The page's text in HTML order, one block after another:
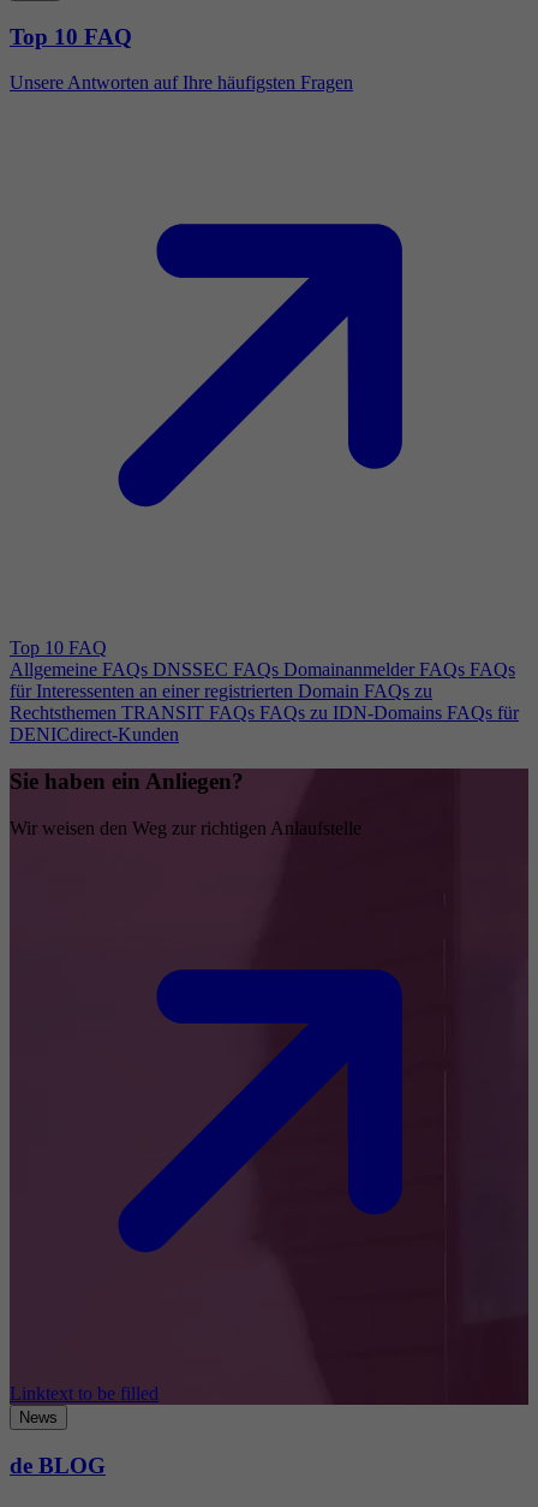
Top 10 FAQ
Unsere Antworten auf Ihre häufigsten Fragen
Top 10 FAQ
Allgemeine FAQs DNSSEC FAQs Domainanmelder FAQs FAQs
für Interessenten an einer registrierten Domain FAQs zu
Rechtsthemen TRANSIT FAQs FAQs zu IDN-Domains FAQs für
DENICdirect-Kunden
Sie haben ein Anliegen?
Wir weisen den Weg zur richtigen Anlaufstelle
Linktext to be filled
News
de BLOG